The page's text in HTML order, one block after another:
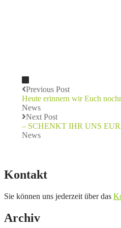
Previous Post
Heute erinnern wir Euch
News
Next Post
– SCHENKT IHR UNS
News
Kontakt
Sie können uns jederzeit über das
Archiv